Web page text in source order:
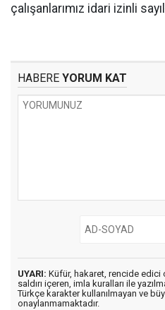
çalışanlarımız idari izinli
HABERE YORUM KAT
UYARI: Küfür, hakaret, rencide edici
saldırı içeren, imla kuralları ile
Türkçe karakter kullanılmayan ve
onaylanmamaktadır.